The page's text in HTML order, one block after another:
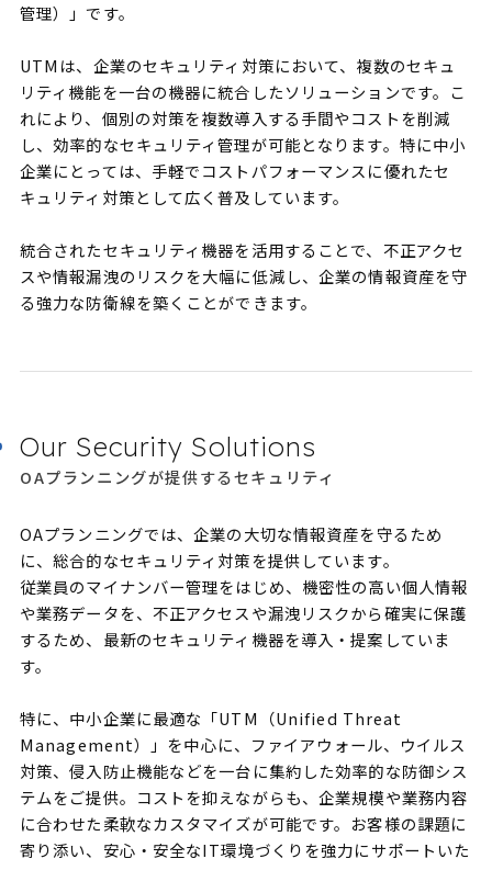
管理）」です。
UTMは、企業のセキュリティ対策において、複数のセキュ
リティ機能を一台の機器に統合したソリューションです。こ
れにより、個別の対策を複数導入する手間やコストを削減
し、効率的なセキュリティ管理が可能となります。特に中小
企業にとっては、手軽でコストパフォーマンスに優れたセ
キュリティ対策として広く普及しています。
統合されたセキュリティ機器を活用することで、不正アクセ
スや情報漏洩のリスクを大幅に低減し、企業の情報資産を守
る強力な防衛線を築くことができます。
Our Security Solutions
OAプランニングが提供するセキュリティ
OAプランニングでは、企業の大切な情報資産を守るため
に、総合的なセキュリティ対策を提供しています。
従業員のマイナンバー管理をはじめ、機密性の高い個人情報
や業務データを、不正アクセスや漏洩リスクから確実に保護
するため、最新のセキュリティ機器を導入・提案していま
す。
特に、中小企業に最適な「UTM（Unified Threat
Management）」を中心に、ファイアウォール、ウイルス
対策、侵入防止機能などを一台に集約した効率的な防御シス
テムをご提供。コストを抑えながらも、企業規模や業務内容
に合わせた柔軟なカスタマイズが可能です。お客様の課題に
寄り添い、安心・安全なIT環境づくりを強力にサポートいた